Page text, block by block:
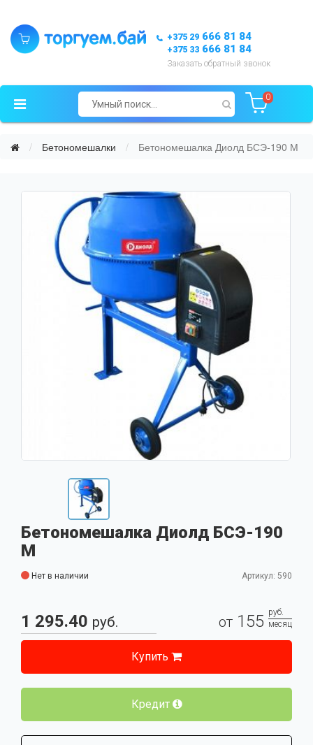
+375 29 666 81 84
+375 33 666 81 84
Заказать обратный звонок
0
Бетономешалки Бетономешалка Диолд БСЭ-190 М
Бетономешалка Диолд БСЭ-190
М
Нет в наличии Артикул: 590
1 295.40 руб. от 155 руб.
месяц
Купить
Кредит